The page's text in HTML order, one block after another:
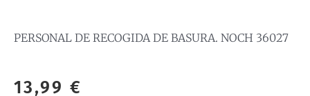
PERSONAL DE RECOGIDA DE BASURA. NOCH 36027
13,99 €